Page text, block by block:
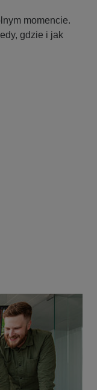
momencie.
gdzie i jak